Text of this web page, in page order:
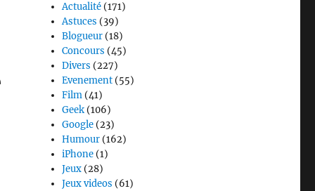
Actualité (171)
Astuces (39)
Blogueur (18)
Concours (45)
Divers (227)
Evenement (55)
Film (41)
Geek (106)
Google (23)
Humour (162)
iPhone (1)
Jeux (28)
Jeux videos (61)